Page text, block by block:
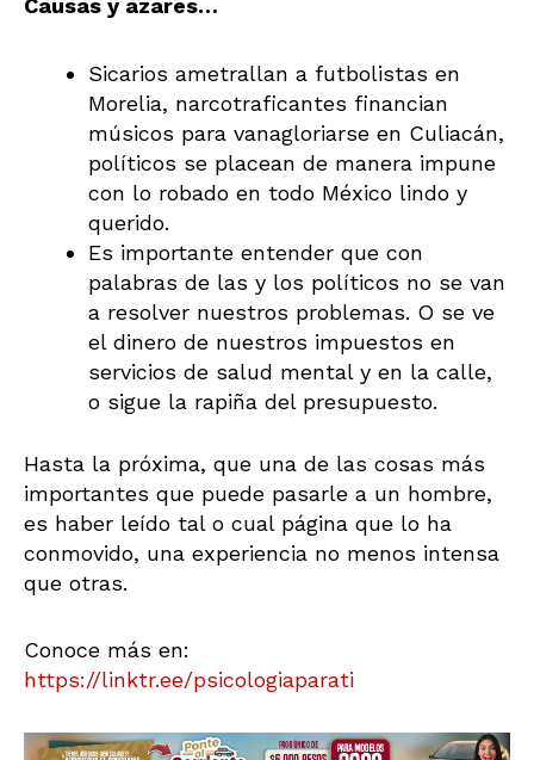
Causas y azares…
Sicarios ametrallan a futbolistas en
Morelia, narcotraficantes financian
músicos para vanagloriarse en Culiacán,
políticos se placean de manera impune
con lo robado en todo México lindo y
querido.
Es importante entender que con
palabras de las y los políticos no se van
a resolver nuestros problemas. O se ve
el dinero de nuestros impuestos en
servicios de salud mental y en la calle,
o sigue la rapiña del presupuesto.
Hasta la próxima, que una de las cosas más
importantes que puede pasarle a un hombre,
es haber leído tal o cual página que lo ha
conmovido, una experiencia no menos intensa
que otras.
Conoce más en:
https://linktr.ee/psicologiaparati